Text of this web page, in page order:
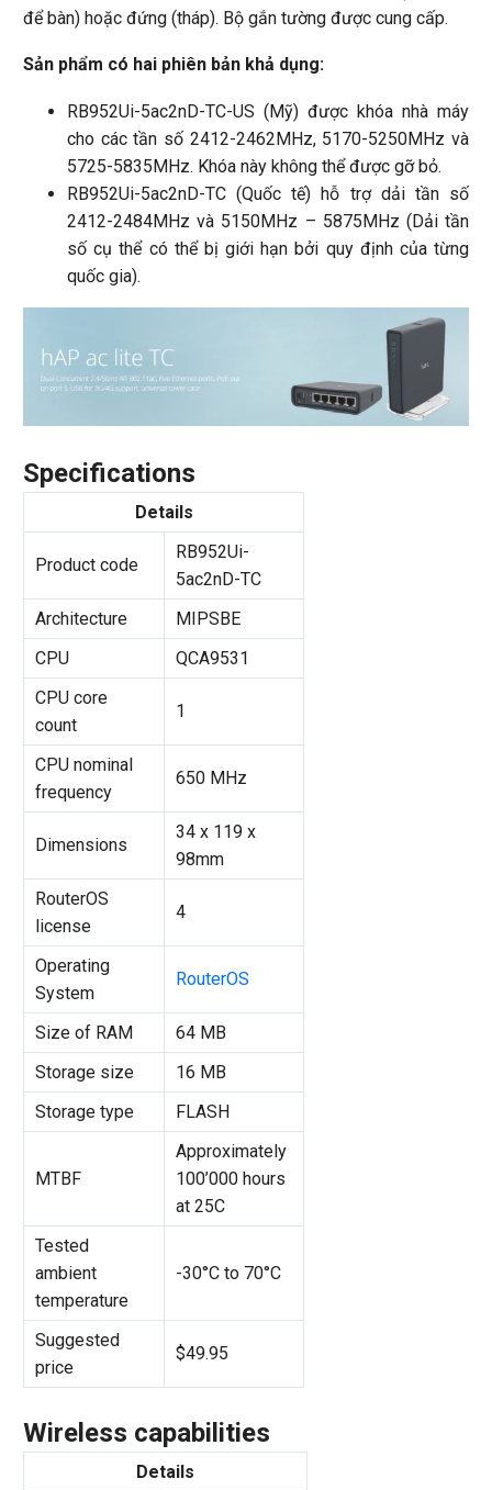
để bàn) hoặc đứng (tháp). Bộ gắn tường được cung cấp.
Sản phẩm có hai phiên bản khả dụng:
RB952Ui-5ac2nD-TC-US (Mỹ) được khóa nhà máy
cho các tần số 2412-2462MHz, 5170-5250MHz và
5725-5835MHz. Khóa này không thể được gỡ bỏ.
RB952Ui-5ac2nD-TC (Quốc tế) hỗ trợ dải tần số
2412-2484MHz và 5150MHz – 5875MHz (Dải tần
số cụ thể có thể bị giới hạn bởi quy định của từng
quốc gia).
Specifications
Details
Product code
RB952Ui-
5ac2nD-TC
Architecture
MIPSBE
CPU
QCA9531
CPU core
count
1
CPU nominal
frequency
650 MHz
Dimensions
34 x 119 x
98mm
RouterOS
license
4
Operating
System
RouterOS
Size of RAM
64 MB
Storage size
16 MB
Storage type
FLASH
MTBF
Approximately
100’000 hours
at 25C
Tested
ambient
temperature
-30°C to 70°C
Suggested
price
$49.95
Wireless capabilities
Details